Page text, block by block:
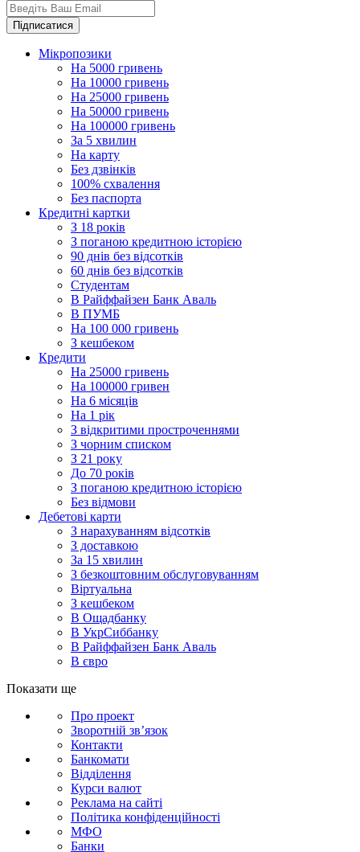
Підписатися
Мікропозики
На 5000 гривень
На 10000 гривень
На 25000 гривень
На 50000 гривень
На 100000 гривень
За 5 хвилин
На карту
Без дзвінків
100% схвалення
Без паспорта
Кредитні картки
З 18 років
З поганою кредитною історією
90 днів без відсотків
60 днів без відсотків
Cтудентам
В Райффайзен Банк Аваль
В ПУМБ
На 100 000 гривень
З кешбеком
Кредити
На 25000 гривень
На 100000 гривен
На 6 місяців
На 1 рік
З відкритими простроченнями
З чорним списком
З 21 року
До 70 років
З поганою кредитною історією
Без відмови
Дебетові карти
З нарахуванням відсотків
З доставкою
За 15 хвилин
З безкоштовним обслуговуванням
Віртуальна
З кешбеком
В Ощадбанку
В УкрСиббанку
В Райффайзен Банк Аваль
В євро
Показати ще
Про проект
Зворотній зв’язок
Контакти
Банкомати
Відділення
Курси валют
Реклама на сайті
Політика конфіденційності
МФО
Банки